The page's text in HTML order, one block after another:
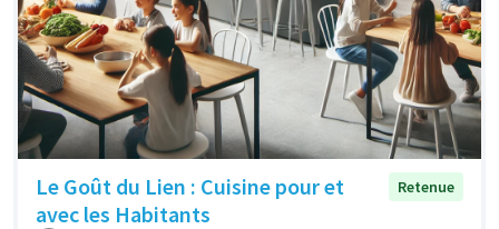
Le Goût du Lien : Cuisine pour et
avec les Habitants
Retenue